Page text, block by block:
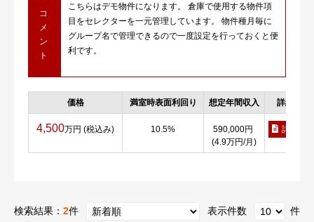
コ
メ
ン
ト
こちらはデモ物件になります。 倉庫で使用する物件項
目をセレクターを一元管理しています。 物件種月毎に
グループ名で管理できるので一度設定を行っておくと便
利です。
価格 満室時表面利回り 想定年間収入 詳細
4,500万円 (税込み) 10.5%
590,000円
(4.9万円/月)
詳細
検索結果： 2件 表示件数 件